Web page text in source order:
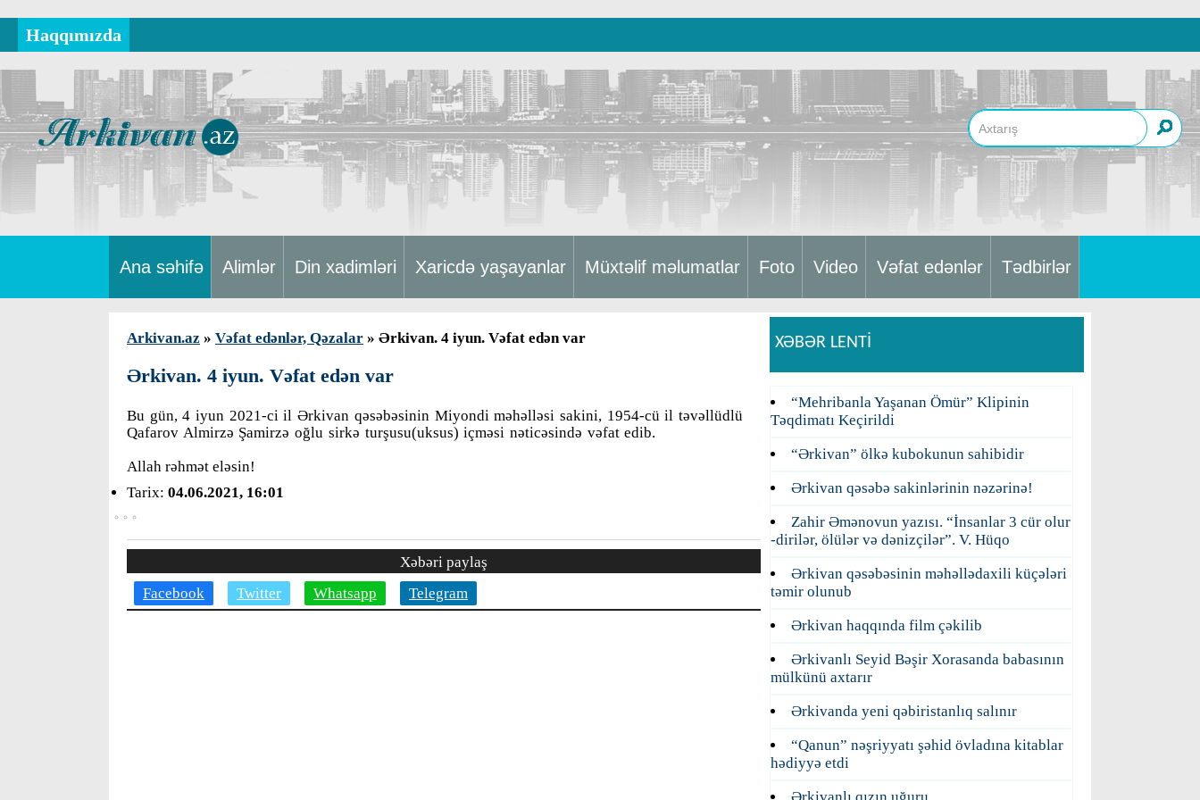
Haqqımızda
Ana səhifə Alimlər Din xadimləri Xaricdə yaşayanlar Müxtəlif məlumatlar Foto Video Vəfat edənlər Tədbirlər
Arkivan.az » Vəfat edənlər, Qəzalar » Ərkivan. 4 iyun. Vəfat edən var
Ərkivan. 4 iyun. Vəfat edən var
Bu gün, 4 iyun 2021-ci il Ərkivan qəsəbəsinin Miyondi məhəlləsi sakini, 1954-cü il təvəllüdlü
Qafarov Almirzə Şamirzə oğlu sirkə turşusu(uksus) içməsi nəticəsində vəfat edib.
Allah rəhmət eləsin!
Tarix: 04.06.2021, 16:01
Xəbəri paylaş
Facebook
Twitter Whatsapp Telegram
XƏBƏR LENTİ
“Mehribanla Yaşanan Ömür” Klipinin
Təqdimatı Keçirildi
“Ərkivan” ölkə kubokunun sahibidir
Ərkivan qəsəbə sakinlərinin nəzərinə!
Zahir Əmənovun yazısı. “İnsanlar 3 cür olur
-dirilər, ölülər və dənizçilər”. V. Hüqo
Ərkivan qəsəbəsinin məhəllədaxili küçələri
təmir olunub
Ərkivan haqqında film çəkilib
Ərkivanlı Seyid Bəşir Xorasanda babasının
mülkünü axtarır
Ərkivanda yeni qəbiristanlıq salınır
“Qanun” nəşriyyatı şəhid övladına kitablar
hədiyyə etdi